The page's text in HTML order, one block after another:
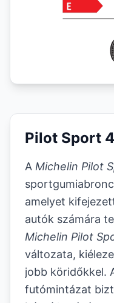
Pilot Sport
A Michelin Pilot
amelyet
autók számára
Michelin Pilot
változata,
jobb köridőkkel.
futómintázat